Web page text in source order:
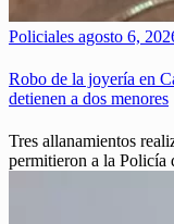
Policiales agosto 6,
Robo de la joyería en
detienen a dos menores
Tres allanamientos
permitieron a la Policía